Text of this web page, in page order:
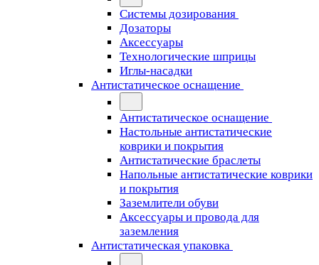
Системы дозирования
Дозаторы
Аксессуары
Технологические шприцы
Иглы-насадки
Антистатическое оснащение
Антистатическое оснащение
Настольные антистатические
коврики и покрытия
Антистатические браслеты
Напольные антистатические коврики
и покрытия
Заземлители обуви
Аксессуары и провода для
заземления
Антистатическая упаковка